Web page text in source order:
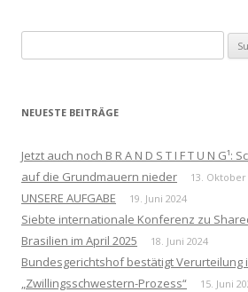
nach:
NEUESTE BEITRÄGE
Jetzt auch noch B R A N D S T I F T U N
auf die Grundmauern nieder
13. Oktober
UNSERE AUFGABE 19. Juni 2024
Siebte internationale Konferenz zu
Brasilien im April 2025
18. Juni 2024
Bundesgerichtshof bestätigt Verurteilung
„Zwillingsschwestern-Prozess“
15. Juni